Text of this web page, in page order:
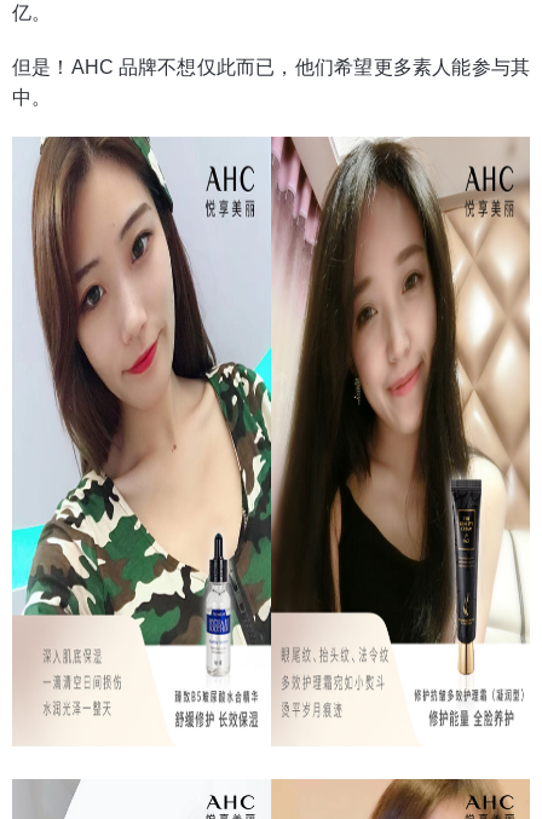
亿。
但是！AHC 品牌不想仅此而已，他们希望更多素人能参与其
中。